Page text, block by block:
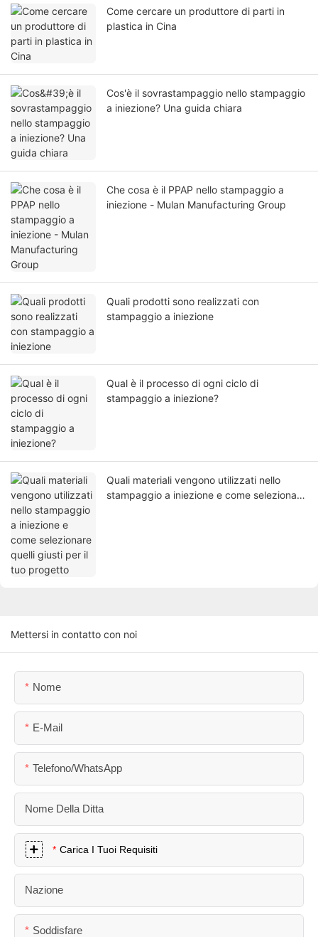
Come cercare un produttore di parti in
plastica in Cina
Cos'è il sovrastampaggio nello stampaggio
a iniezione? Una guida chiara
Che cosa è il PPAP nello stampaggio a
iniezione - Mulan Manufacturing Group
Quali prodotti sono realizzati con
stampaggio a iniezione
Qual è il processo di ogni ciclo di
stampaggio a iniezione?
Quali materiali vengono utilizzati nello
stampaggio a iniezione e come selezionare
Mettersi in contatto con noi
Nome
E-Mail
Telefono/WhatsApp
Nome Della Ditta
Carica I Tuoi Requisiti
Nazione
Soddisfare